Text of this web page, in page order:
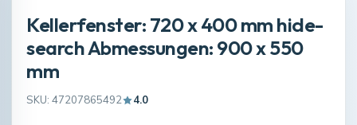
Kellerfenster: 720 x 400 mm hide-
search Abmessungen: 900 x 550
mm
SKU: 47207865492 4.0